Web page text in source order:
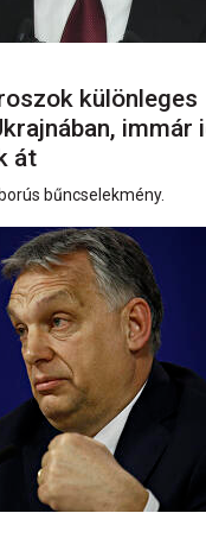
különleges
immár
át
bűncselekmény.